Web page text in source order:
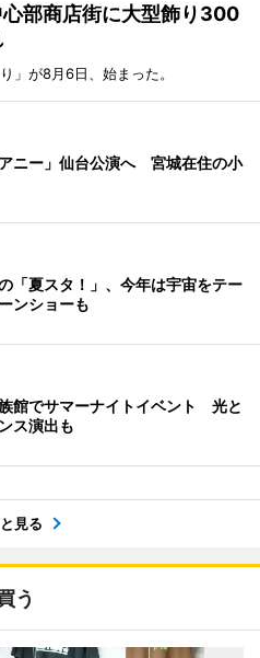
部商店街に大型飾り300
」が8月6日、始まった。
ニー」仙台公演へ 宮城在住の小
「夏スタ！」、今年は宇宙をテー
ンショーも
館でサマーナイトイベント 光と
ス演出も
見る
う